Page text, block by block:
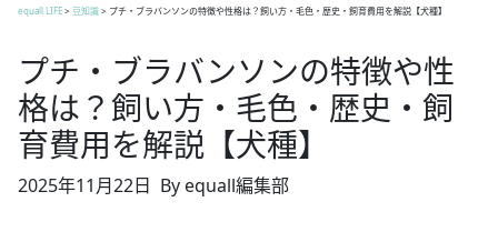
equall LIFE> 豆知識> プチ・ブラバンソンの特徴や性格は？飼い方・毛色・歴史・飼育費用を解説【犬種】
プチ・ブラバンソンの特徴や性
格は？飼い方・毛色・歴史・飼
育費用を解説【犬種】
2025年11月22日 By equall編集部